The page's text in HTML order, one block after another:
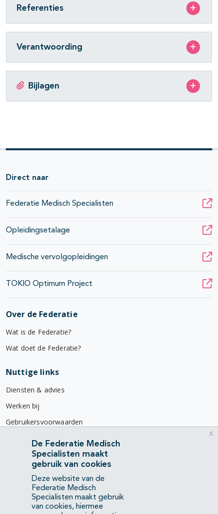
Referenties
Verantwoording
Bijlagen
Direct naar
Federatie Medisch Specialisten
Opleidingsetalage
Medische vervolgopleidingen
TOKIO Optimum Project
Over de Federatie
Wat is de Federatie?
Wat doet de Federatie?
Nuttige links
Diensten & advies
Werken bij
Gebruikersvoorwaarden
Privacyverklaring
Contact
Mercatorlaan 1200
3528 BL Utrecht
(088) 505 34 34
De Federatie Medisch
Specialisten maakt
gebruik van cookies
Deze website van de
Federatie Medisch
Specialisten maakt gebruik
van cookies, hiermee
x